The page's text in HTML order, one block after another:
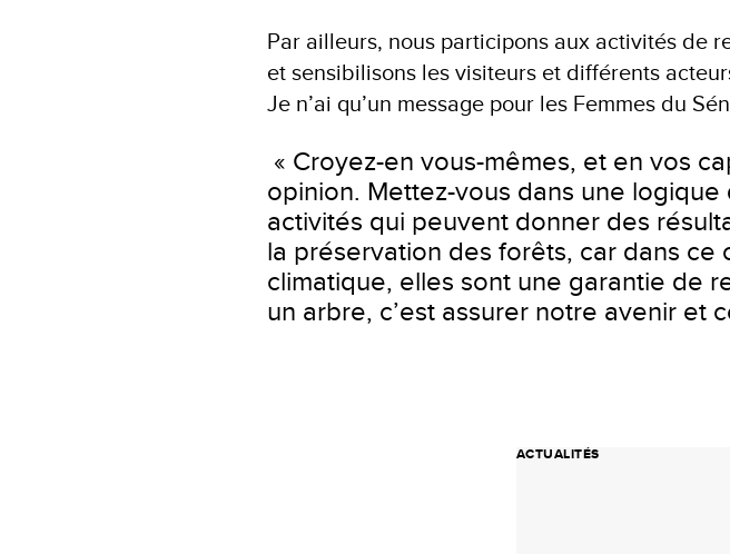
Par ailleurs, nous participons aux activités de
et sensibilisons les visiteurs et différents
Je n’ai qu’un message pour les Femmes du
« Croyez-en vous-mêmes, et en vos
opinion. Mettez-vous dans une
activités qui peuvent donner des
la préservation des forêts, car dans
climatique, elles sont une garantie de
un arbre, c’est assurer notre avenir et
ACTUALITÉS